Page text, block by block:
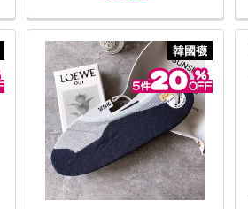
韓國襪